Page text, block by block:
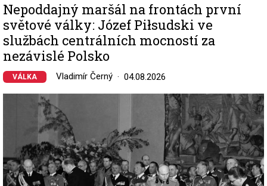
Nepoddajný maršál na frontách první
světové války: Józef Piłsudski ve
službách centrálních mocností za
nezávislé Polsko
VÁLKA Vladimír Černý 04.08.2026